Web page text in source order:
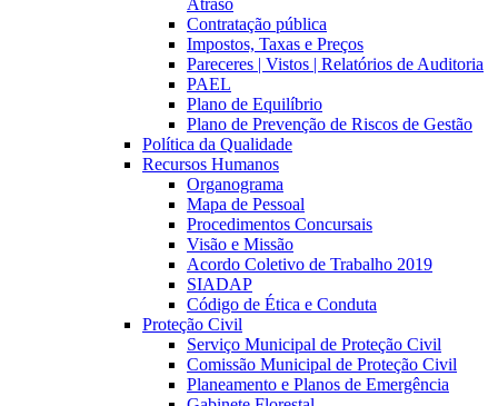
Atraso
Contratação pública
Impostos, Taxas e Preços
Pareceres | Vistos | Relatórios de Auditoria
PAEL
Plano de Equilíbrio
Plano de Prevenção de Riscos de Gestão
Política da Qualidade
Recursos Humanos
Organograma
Mapa de Pessoal
Procedimentos Concursais
Visão e Missão
Acordo Coletivo de Trabalho 2019
SIADAP
Código de Ética e Conduta
Proteção Civil
Serviço Municipal de Proteção Civil
Comissão Municipal de Proteção Civil
Planeamento e Planos de Emergência